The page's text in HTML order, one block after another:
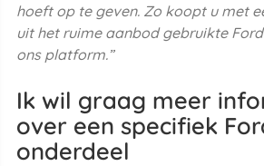
hoeft op te geven. Zo koopt u met
uit het ruime aanbod gebruikte
ons platform.”
Ik wil graag meer
over een specifiek
onderdeel